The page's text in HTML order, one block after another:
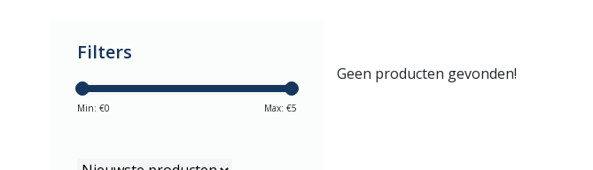
Filters
Min: €0 Max: €5
Geen producten gevonden!